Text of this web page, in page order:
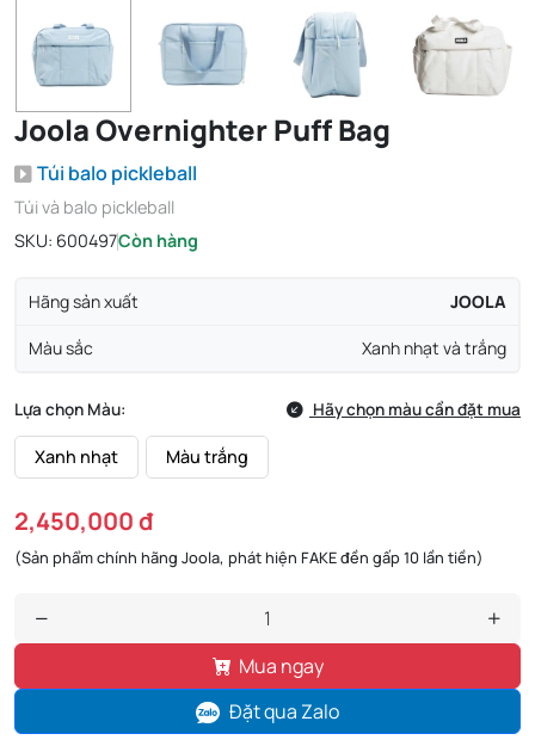
Joola Overnighter Puff Bag
Túi balo pickleball
Túi và balo pickleball
SKU: 600497Còn hàng
Hãng sản xuất JOOLA
Màu sắc Xanh nhạt và trắng
Lựa chọn Màu: Hãy chọn màu cần đặt mua
Xanh nhạt Màu trắng
2,450,000 đ
(Sản phẩm chính hãng Joola, phát hiện FAKE đền gấp 10 lần tiền)
Mua ngay
Đặt qua Zalo